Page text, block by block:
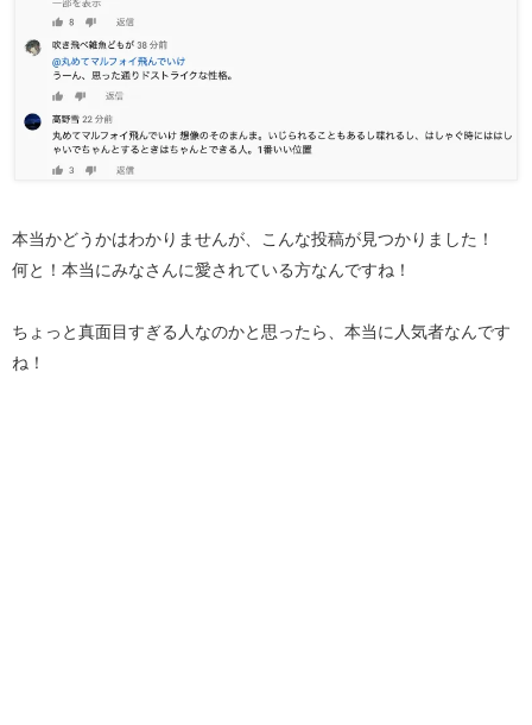
本当かどうかはわかりませんが、こんな投稿が見つかりました！
何と！本当にみなさんに愛されている方なんですね！
ちょっと真面目すぎる人なのかと思ったら、本当に人気者なんです
ね！